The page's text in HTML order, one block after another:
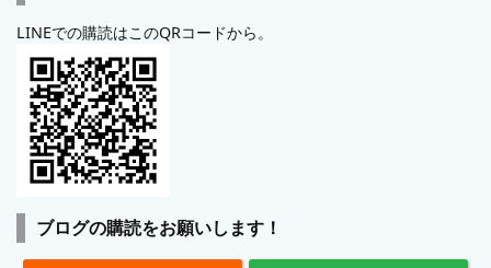
LINEでの購読はこのQRコードから。
ブログの購読をお願いします！